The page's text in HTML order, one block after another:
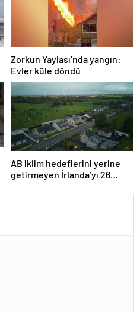
Zorkun Yaylası’nda yangın:
Evler küle döndü
AB iklim hedeflerini yerine
getirmeyen İrlanda’yı 26
olabilir